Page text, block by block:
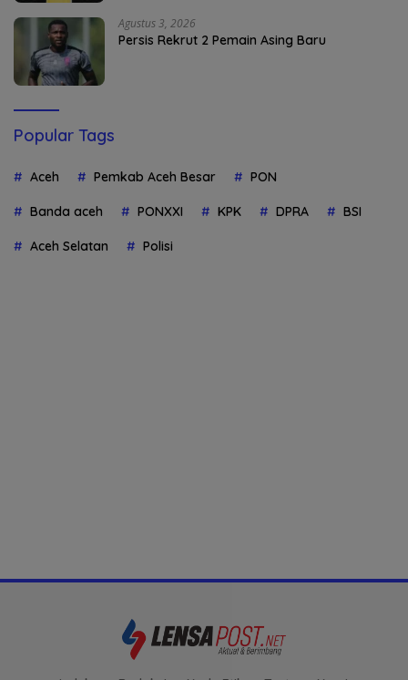
Agustus 3, 2026
Persis Rekrut 2 Pemain Asing Baru
Popular Tags
Aceh Pemkab Aceh Besar PON
Banda aceh PONXXI KPK DPRA BSI
Aceh Selatan Polisi